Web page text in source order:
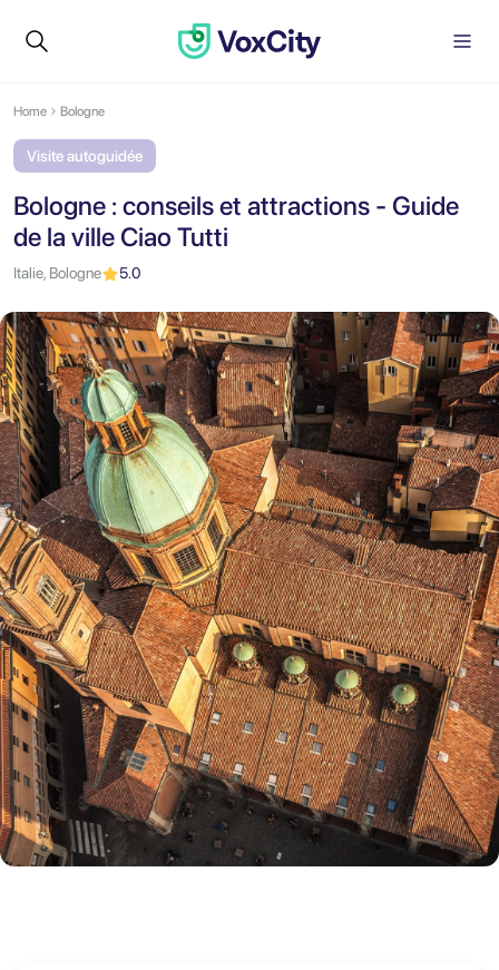
Home Bologne
Visite autoguidée
Bologne : conseils et attractions - Guide
de la ville Ciao Tutti
Italie, Bologne 5.0